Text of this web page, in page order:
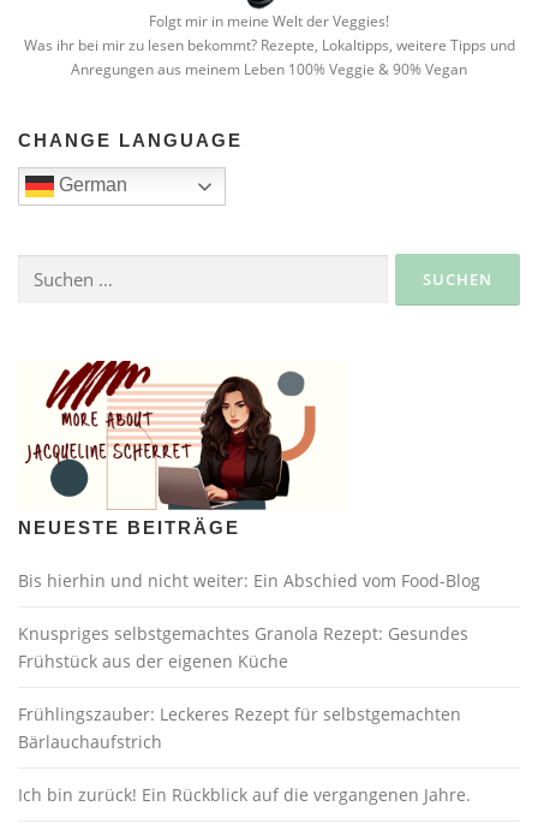
Folgt mir in meine Welt der Veggies!
Was ihr bei mir zu lesen bekommt? Rezepte, Lokaltipps, weitere Tipps und
Anregungen aus meinem Leben 100% Veggie & 90% Vegan
CHANGE LANGUAGE
German
nach:
NEUESTE BEITRÄGE
Bis hierhin und nicht weiter: Ein Abschied vom Food-Blog
Knuspriges selbstgemachtes Granola Rezept: Gesundes
Frühstück aus der eigenen Küche
Frühlingszauber: Leckeres Rezept für selbstgemachten
Bärlauchaufstrich
Ich bin zurück! Ein Rückblick auf die vergangenen Jahre.